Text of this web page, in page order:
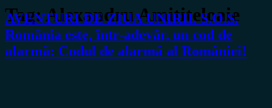
Tag:Alexandru Amititeloaie
AVENTURI DE ZIUA UNIRII. S.O.S.
România este, într-adevăr, un cod de
alarmă: Codul de alarmă al României!